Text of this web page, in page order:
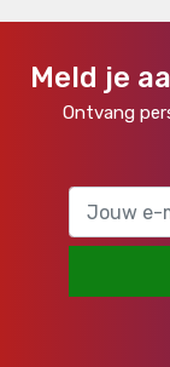
Meld je
Ontvang